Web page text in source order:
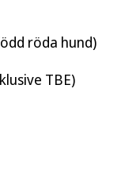
röda hund)
TBE)